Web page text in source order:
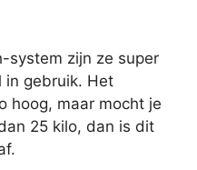
system zijn ze super
in gebruik. Het
hoog, maar mocht je
25 kilo, dan is dit